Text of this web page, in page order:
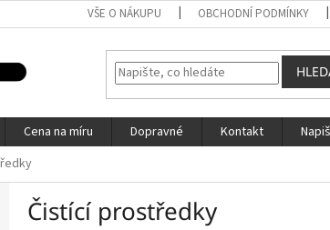
VŠE O NÁKUPU OBCHODNÍ PODMÍNKY
Cena na míru Dopravné Kontakt
Čistící prostředky